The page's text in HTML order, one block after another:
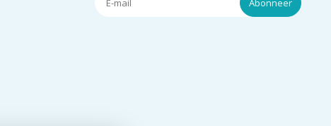
Abonneer